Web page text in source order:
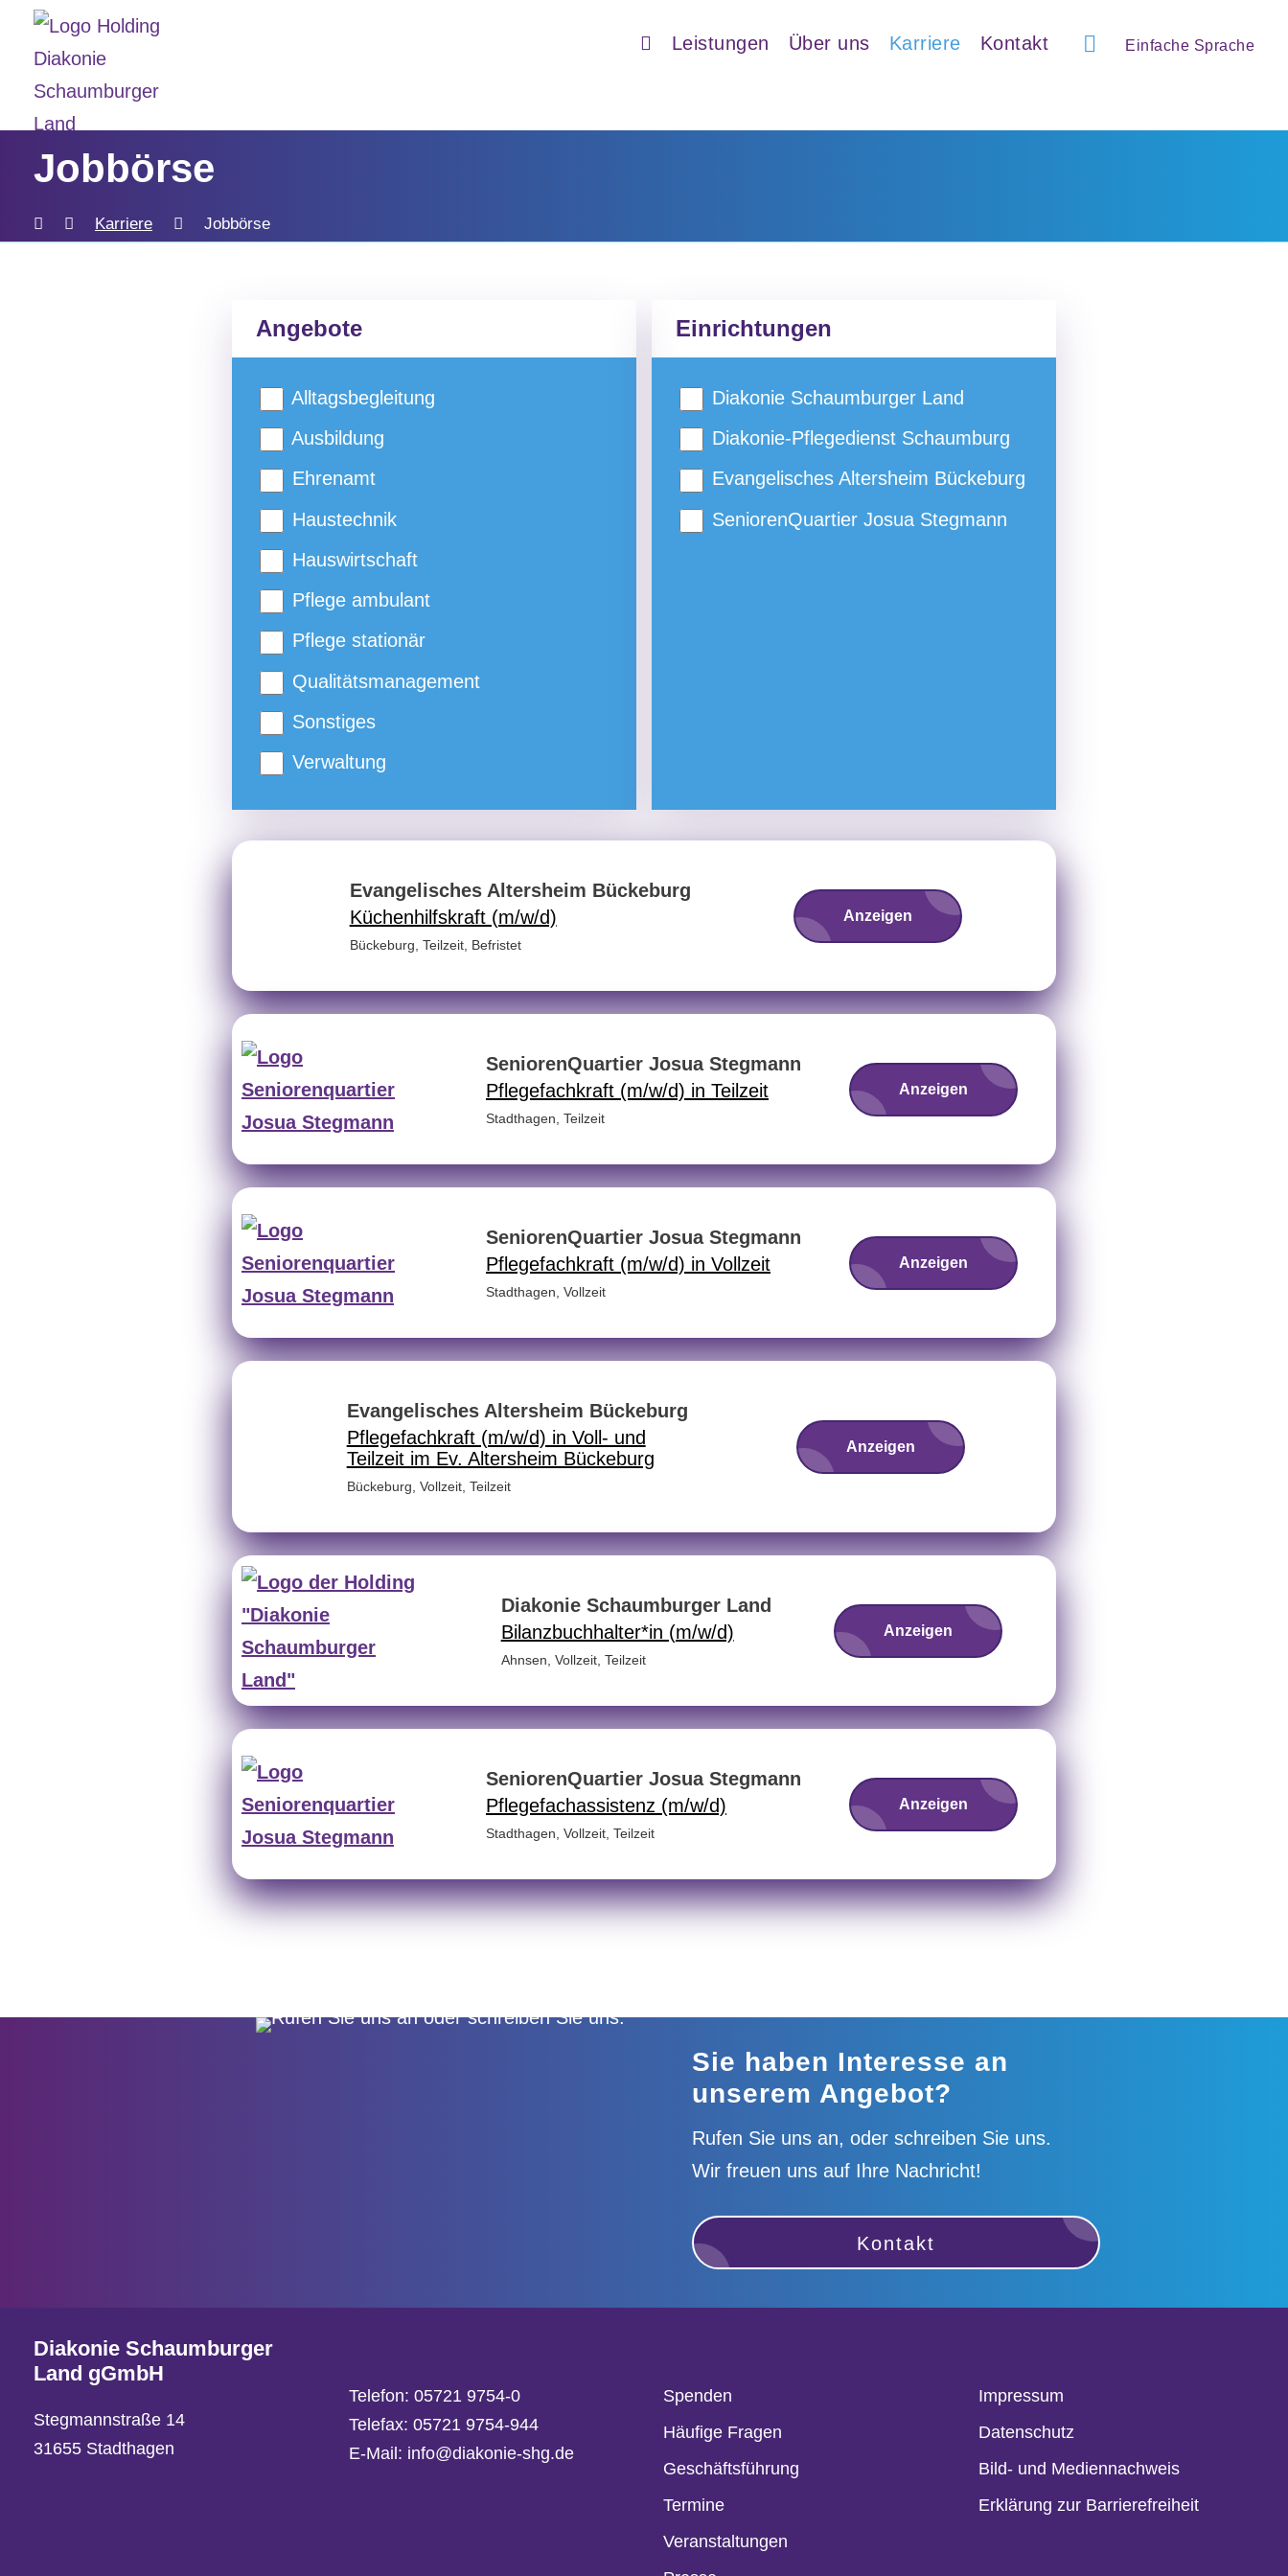
Leistungen Über uns Karriere Kontakt Einfache Sprache
Jobbörse
Karriere Jobbörse
Angebote
Alltagsbegleitung
Ausbildung
Ehrenamt
Haustechnik
Hauswirtschaft
Pflege ambulant
Pflege stationär
Qualitätsmanagement
Sonstiges
Verwaltung
Einrichtungen
Diakonie Schaumburger Land
Diakonie-Pflegedienst Schaumburg
Evangelisches Altersheim Bückeburg
SeniorenQuartier Josua Stegmann
Evangelisches Altersheim Bückeburg
Küchenhilfskraft (m/w/d)
Bückeburg Teilzeit, Befristet
Anzeigen
SeniorenQuartier Josua Stegmann
Pflegefachkraft (m/w/d) in Teilzeit
Stadthagen Teilzeit
Anzeigen
SeniorenQuartier Josua Stegmann
Pflegefachkraft (m/w/d) in Vollzeit
Stadthagen Vollzeit
Anzeigen
Evangelisches Altersheim Bückeburg
Pflegefachkraft (m/w/d) in Voll- und
Teilzeit im Ev. Altersheim Bückeburg
Bückeburg Vollzeit, Teilzeit
Anzeigen
Diakonie Schaumburger Land
Bilanzbuchhalter*in (m/w/d)
Ahnsen Vollzeit, Teilzeit
Anzeigen
SeniorenQuartier Josua Stegmann
Pflegefachassistenz (m/w/d)
Stadthagen Vollzeit, Teilzeit
Anzeigen
Sie haben Interesse an
unserem Angebot?
Rufen Sie uns an, oder schreiben Sie uns.
Wir freuen uns auf Ihre Nachricht!
Kontakt
Diakonie Schaumburger
Land gGmbH
Stegmannstraße 14
31655 Stadthagen
Telefon: 05721 9754-0
Telefax: 05721 9754-944
E-Mail: info@diakonie-shg.de
Spenden
Häufige Fragen
Geschäftsführung
Termine
Veranstaltungen
Impressum
Datenschutz
Bild- und Mediennachweis
Erklärung zur Barrierefreiheit